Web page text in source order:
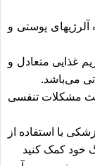
چاو چاو می‏تواند مستعد ابتلا به آلرژی‎های پوستی و
غذایی متعادل و
می‌‏باشد.
مشکلات تنفسی
با استفاده از
خود کمک کنید